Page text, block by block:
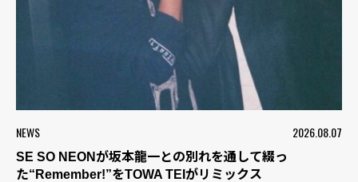
NEWS 2026.08.07
SE SO NEONが坂本龍一との別れを通して綴っ
た“Remember!”をTOWA TEIがリミックス